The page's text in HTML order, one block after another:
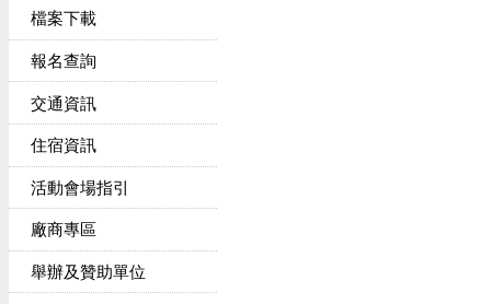
檔案下載
報名查詢
交通資訊
住宿資訊
活動會場指引
廠商專區
舉辦及贊助單位